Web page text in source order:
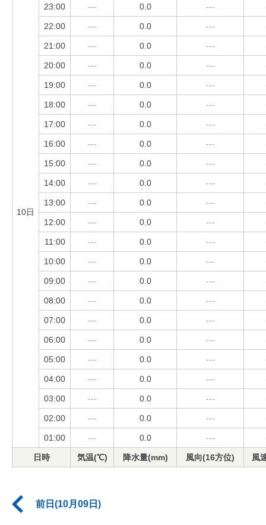
10日
23:00 --- 0.0 ---
22:00 --- 0.0 ---
21:00 --- 0.0 ---
20:00 --- 0.0 ---
19:00 --- 0.0 ---
18:00 --- 0.0 ---
17:00 --- 0.0 ---
16:00 --- 0.0 ---
15:00 --- 0.0 ---
14:00 --- 0.0 ---
13:00 --- 0.0 ---
12:00 --- 0.0 ---
11:00 --- 0.0 ---
10:00 --- 0.0 ---
09:00 --- 0.0 ---
08:00 --- 0.0 ---
07:00 --- 0.0 ---
06:00 --- 0.0 ---
05:00 --- 0.0 ---
04:00 --- 0.0 ---
03:00 --- 0.0 ---
02:00 --- 0.0 ---
01:00 --- 0.0 ---
日時 気温(℃) 降水量(mm) 風向(16方位) 風
前日(10月09日)